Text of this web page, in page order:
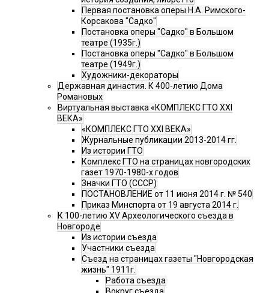
Первая постановка оперы Н.А. Римского-
Корсакова "Садко"
Постановка оперы "Садко" в Большом
театре (1935г.)
Постановка оперы "Садко" в Большом
театре (1949г.)
Художники-декораторы
Державная династия. К 400-летию Дома
Романовых
Виртуальная выставка «КОМПЛЕКС ГТО XXI
ВЕКА»
«КОМПЛЕКС ГТО XXI ВЕКА»
Журнальные публикации 2013-2014 гг.
Из истории ГТО
Комплекс ГТО на страницах новгородских
газет 1970-1980-х годов
Значки ГТО (СССР)
ПОСТАНОВЛЕНИЕ от 11 июня 2014 г. № 540
Приказ Минспорта от 19 августа 2014 г.
К 100-летию XV Археологического съезда в
Новгороде
Из истории съезда
Участники съезда
Cъезд на страницах газеты "Новгородская
жизнь" 1911г.
Работа съезда